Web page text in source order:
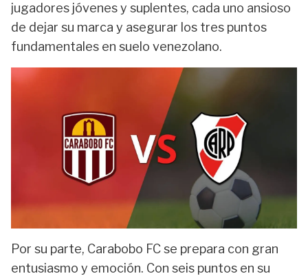
jugadores jóvenes y suplentes, cada uno ansioso
de dejar su marca y asegurar los tres puntos
fundamentales en suelo venezolano.
Por su parte, Carabobo FC se prepara con gran
entusiasmo y emoción. Con seis puntos en su